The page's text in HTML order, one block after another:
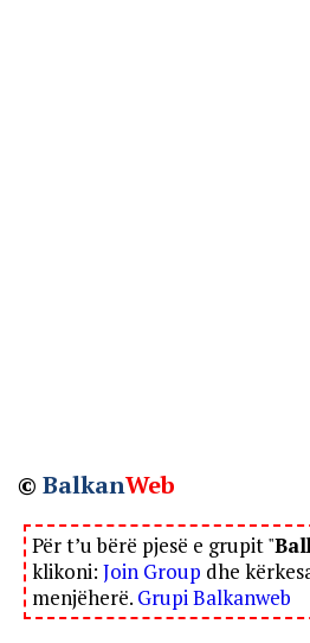
© BalkanWeb
Për t’u bërë pjesë e grupit "
klikoni: Join Group dhe
menjëherë. Grupi Balkanweb